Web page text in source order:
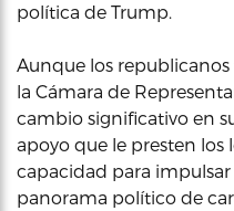
política de Trump.
Aunque los
la Cámara de
cambio significativo en
apoyo que le presten los
capacidad para
panorama político de